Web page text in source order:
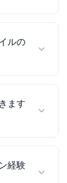
ルの
持しなが
換するか、
ます
ルーム、
明条件に
経験